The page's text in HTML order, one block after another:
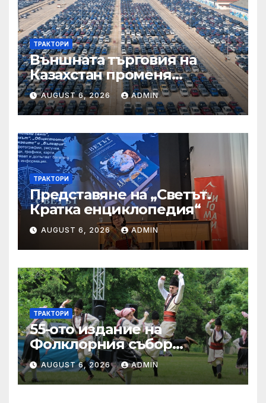
ТРАКТОРИ
Външната търговия на
Казахстан променя
структурата си – шест
тенденции
AUGUST 6, 2026 ADMIN
ТРАКТОРИ
Представяне на „Светът.
Кратка енциклопедия“
AUGUST 6, 2026 ADMIN
ТРАКТОРИ
55-ото издание на
Фолклорния събор
„Златната гъдулка“ ще се
проведе на 8 юни в Парка
на младежта
AUGUST 6, 2026 ADMIN